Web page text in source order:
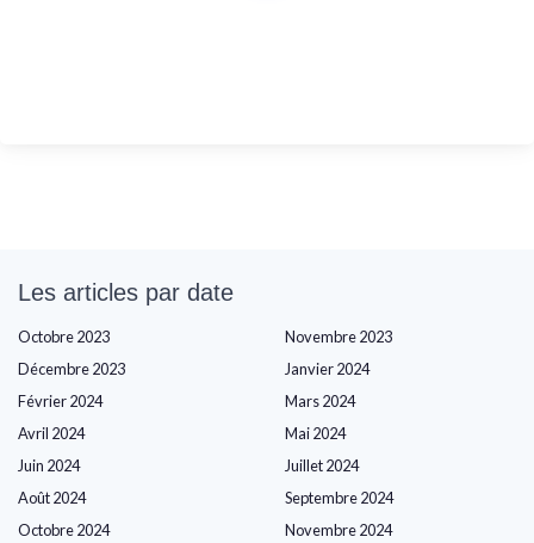
Les articles par date
Octobre 2023
Novembre 2023
Décembre 2023
Janvier 2024
Février 2024
Mars 2024
Avril 2024
Mai 2024
Juin 2024
Juillet 2024
Août 2024
Septembre 2024
Octobre 2024
Novembre 2024